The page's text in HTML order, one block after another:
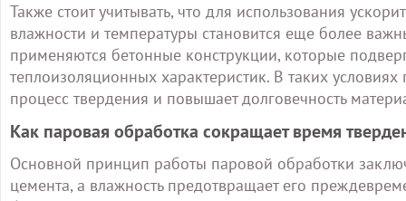
Также стоит учитывать, что для использования
влажности и температуры становится еще более
применяются бетонные конструкции, которые
теплоизоляционных характеристик. В таких
процесс твердения и повышает долговечность
Как паровая обработка сокращает время
Основной принцип работы паровой обработки
цемента, а влажность предотвращает его